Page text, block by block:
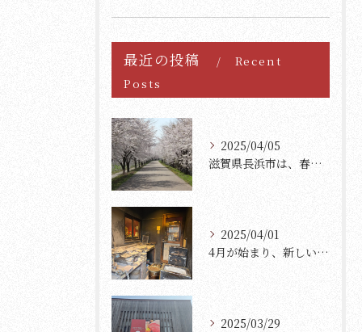
最近の投稿
Recent
Posts
2025/04/05
滋賀県長浜市は、春の訪れとともに美しい桜が満開になります。
2025/04/01
4月が始まり、新しいスタートを迎えた方々も多いのではないでし...
2025/03/29